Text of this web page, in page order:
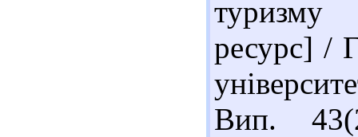
туризму
ресурс] /
Вип.